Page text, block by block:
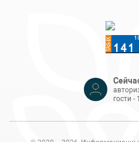
гости -